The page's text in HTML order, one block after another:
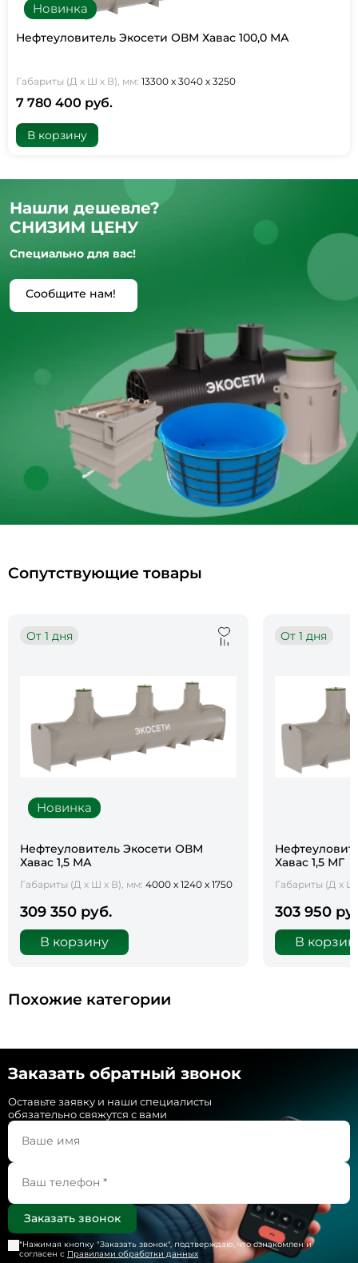
Новинка
Нефтеуловитель Экосети ОВМ Хавас 100,0 МА
Габариты (Д х Ш х В), мм: 13300 х 3040 х 3250
7 780 400 руб.
В корзину
Нашли дешевле?
СНИЗИМ ЦЕНУ
Специально для вас!
Сообщите нам!
Сопутствующие товары
Новинка
От 1 дня
Нефтеуловитель Экосети ОВМ
Хавас 1,5 МА
Габариты (Д х Ш х В), мм: 4000 х 1240 х 1750
309 350 руб.
В корзину
От 1 дня
Хавас 1,5 МГ
Габариты (Д х Ш
303 950
В
Похожие категории
Заказать обратный звонок
Оставьте заявку и наши специалисты
обязательно свяжутся с вами
*Нажимая кнопку "Заказать звонок", подтверждаю, что ознакомлен и
согласен с Правилами обработки данных